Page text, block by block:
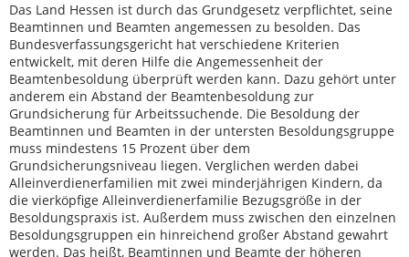
Das Land Hessen ist durch das Grundgesetz verpflichtet, seine
Beamtinnen und Beamten angemessen zu besolden. Das
Bundesverfassungsgericht hat verschiedene Kriterien
entwickelt, mit deren Hilfe die Angemessenheit der
Beamtenbesoldung überprüft werden kann. Dazu gehört unter
anderem ein Abstand der Beamtenbesoldung zur
Grundsicherung für Arbeitssuchende. Die Besoldung der
Beamtinnen und Beamten in der untersten Besoldungsgruppe
muss mindestens 15 Prozent über dem
Grundsicherungsniveau liegen. Verglichen werden dabei
Alleinverdienerfamilien mit zwei minderjährigen Kindern, da
die vierköpfige Alleinverdienerfamilie Bezugsgröße in der
Besoldungspraxis ist. Außerdem muss zwischen den einzelnen
Besoldungsgruppen ein hinreichend großer Abstand gewahrt
werden. Das heißt, Beamtinnen und Beamte der höheren